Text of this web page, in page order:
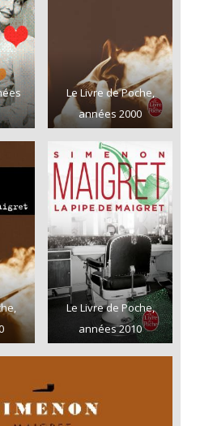
Le Livre de Poche,
années 2000
Le Livre de Poche,
années 2010